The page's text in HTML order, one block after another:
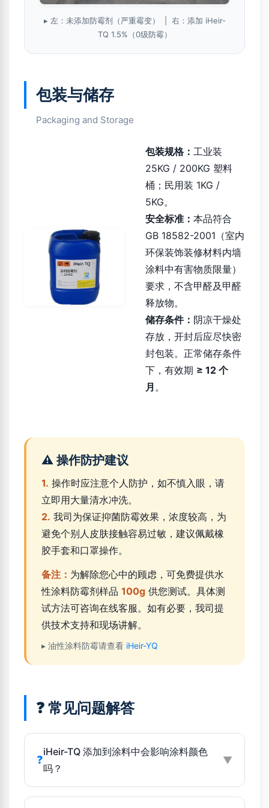
▸ 左：未添加防霉剂（严重霉变） | 右：添加 iHeir-
TQ 1.5%（0级防霉）
包装与储存
Packaging and Storage
包装规格： 工业装
25KG / 200KG 塑料
桶；民用装 1KG /
5KG。
安全标准： 本品符合
GB 18582-2001（室内
环保装饰装修材料内墙
涂料中有害物质限量）
要求，不含甲醛及甲醛
释放物。
储存条件： 阴凉干燥处
存放，开封后应尽快密
封包装。正常储存条件
下，有效期 ≥ 12 个
月 。
⚠️ 操作防护建议
1. 操作时应注意个人防护，如不慎入眼，请
立即用大量清水冲洗。
2. 我司为保证抑菌防霉效果，浓度较高，为
避免个别人皮肤接触容易过敏，建议佩戴橡
胶手套和口罩操作。
备注： 为解除您心中的顾虑，可免费提供水
性涂料防霉剂样品 100g 供您测试。具体测
试方法可咨询在线客服。如有必要，我司提
供技术支持和现场讲解。
▸ 油性涂料防霉请查看 iHeir-YQ
❓ 常见问题解答
❓
iHeir-TQ 添加到涂料中会影响涂料颜色
吗？
▼